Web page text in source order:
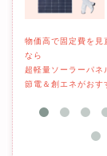
物価高で固定費を見
なら
超軽量ソーラーパネ
節電＆創エネがおす